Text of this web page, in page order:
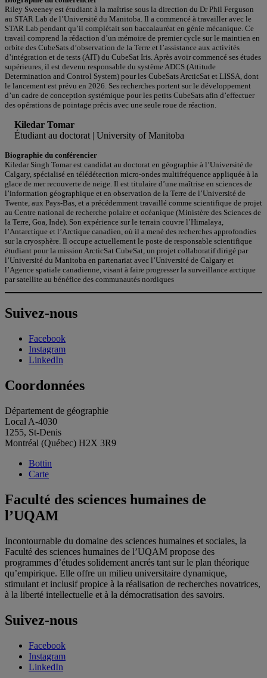
Riley Sweeney est étudiant à la maîtrise sous la direction du Dr Phil Ferguson
au STAR Lab de l’Université du Manitoba. Il a commencé à travailler avec le
STAR Lab pendant qu’il complétait son baccalauréat en génie mécanique. Ce
travail comprend la rédaction d’un mémoire de premier cycle sur le maintien en
orbite des CubeSats d’observation de la Terre et l’assistance aux activités
d’intégration et de tests (AIT) du CubeSat Iris. Après avoir commencé ses études
supérieures, il est devenu responsable du système ADCS (Attitude
Determination and Control System) pour les CubeSats ArcticSat et LISSA, dont
le lancement est prévu en 2026. Ses recherches portent sur le développement
d’un cadre de conception systémique pour les petits CubeSats afin d’effectuer
des opérations de pointage précis avec une seule roue de réaction.
Kiledar Tomar
Étudiant au doctorat | University of Manitoba
Biographie du conférencier
Kiledar Singh Tomar est candidat au doctorat en géographie à l’Université de
Calgary, spécialisé en télédétection micro-ondes multifréquence appliquée à la
glace de mer recouverte de neige. Il est titulaire d’une maîtrise en sciences de
l’information géographique et en observation de la Terre de l’Université de
Twente, aux Pays-Bas, et a précédemment travaillé comme scientifique de projet
au Centre national de recherche polaire et océanique (Ministère des Sciences de
la Terre, Goa, Inde). Son expérience sur le terrain couvre l’Himalaya,
l’Antarctique et l’Arctique canadien, où il a mené des recherches approfondies
sur la cryosphère. Il occupe actuellement le poste de responsable scientifique
étudiant pour la mission ArcticSat CubeSat, un projet collaboratif dirigé par
l’Université du Manitoba en partenariat avec l’Université de Calgary et
l’Agence spatiale canadienne, visant à faire progresser la surveillance arctique
par satellite au bénéfice des communautés nordiques
Suivez-nous
Facebook
Instagram
LinkedIn
Coordonnées
Département de géographie
Local A-4030
1255, St-Denis
Montréal (Québec) H2X 3R9
Bottin
Carte
Faculté des sciences humaines de
l’UQAM
Incontournable du domaine des sciences humaines et sociales, la
Faculté des sciences humaines de l’UQAM propose des
programmes d’études solidement ancrés tant sur le plan théorique
qu’empirique. Elle offre un milieu universitaire dynamique,
stimulant et inclusif propice à la réalisation de recherches novatrices,
à la liberté intellectuelle et à la démocratisation des savoirs.
Suivez-nous
Facebook
Instagram
LinkedIn